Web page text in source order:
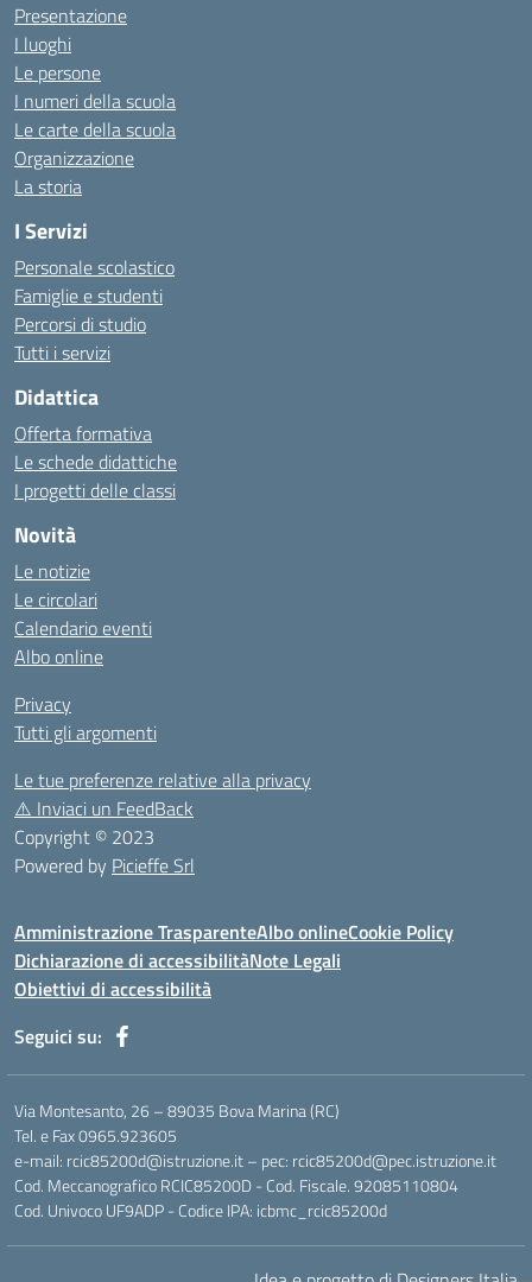
Presentazione
I luoghi
Le persone
I numeri della scuola
Le carte della scuola
Organizzazione
La storia
I Servizi
Personale scolastico
Famiglie e studenti
Percorsi di studio
Tutti i servizi
Didattica
Offerta formativa
Le schede didattiche
I progetti delle classi
Novità
Le notizie
Le circolari
Calendario eventi
Albo online
Privacy
Tutti gli argomenti
Le tue preferenze relative alla privacy
⚠️ Inviaci un FeedBack
Copyright © 2023
Powered by Picieffe Srl
Amministrazione TrasparenteAlbo onlineCookie Policy
Dichiarazione di accessibilitàNote Legali
Obiettivi di accessibilità
Seguici su:
Via Montesanto, 26 – 89035 Bova Marina (RC)
Tel. e Fax 0965.923605
e-mail: rcic85200d@istruzione.it – pec: rcic85200d@pec.istruzione.it
Cod. Meccanografico RCIC85200D - Cod. Fiscale. 92085110804
Cod. Univoco UF9ADP - Codice IPA: icbmc_rcic85200d